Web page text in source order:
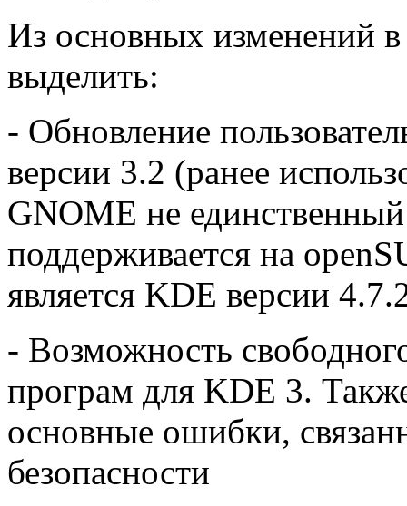
Из основных изменений
выделить:
- Обновление
версии 3.2 (ранее
GNOME не
поддерживается на
является KDE версии
- Возможность
програм для KDE 3.
основные ошибки,
безопасности